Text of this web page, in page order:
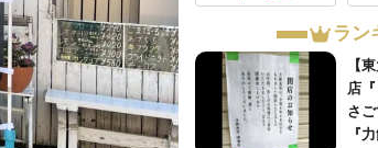
ラン
【
店
さ
『